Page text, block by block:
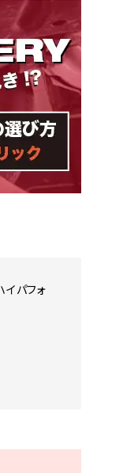
パフォ